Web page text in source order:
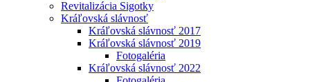
Revitalizácia Sigotky
Kráľovská slávnosť
Kráľovská slávnosť 2017
Kráľovská slávnosť 2019
Fotogaléria
Kráľovská slávnosť 2022